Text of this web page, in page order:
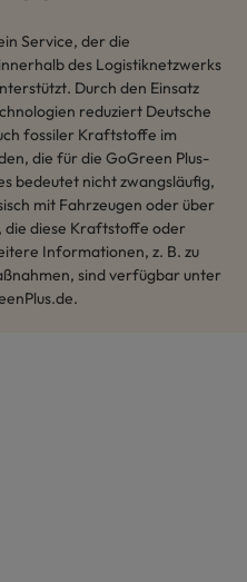
Service, der die
des Logistiknetzwerks
Durch den Einsatz
reduziert Deutsche
fossiler Kraftstoffe im
die für die GoGreen Plus-
bedeutet nicht zwangsläufig,
mit Fahrzeugen oder über
diese Kraftstoffe oder
Informationen, z. B. zu
sind verfügbar unter